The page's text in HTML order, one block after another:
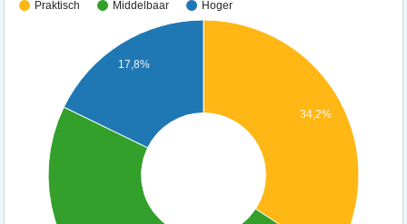
Praktisch Middelbaar Hoger
34,2%
17,8%